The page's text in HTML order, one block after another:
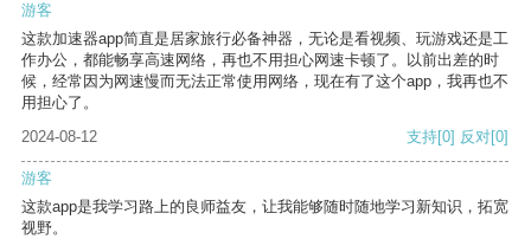
游客
这款加速器app简直是居家旅行必备神器，无论是看视频、玩游戏还是工
作办公，都能畅享高速网络，再也不用担心网速卡顿了。以前出差的时
候，经常因为网速慢而无法正常使用网络，现在有了这个app，我再也不
用担心了。
2024-08-12
支持[0] 反对[0]
游客
这款app是我学习路上的良师益友，让我能够随时随地学习新知识，拓宽
视野。